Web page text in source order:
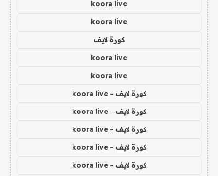
koora live
koora live
كورة لايف
koora live
koora live
كورة لايف - koora live
كورة لايف - koora live
كورة لايف - koora live
كورة لايف - koora live
كورة لايف - koora live